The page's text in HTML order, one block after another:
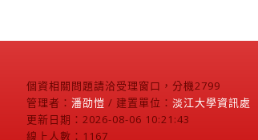
個資相關問題請洽受理窗口，分機2799
管理者： 潘劭愷 / 建置單位： 淡江大學資訊處
更新日期：2026-08-06 10:21:43
線上人數：1167